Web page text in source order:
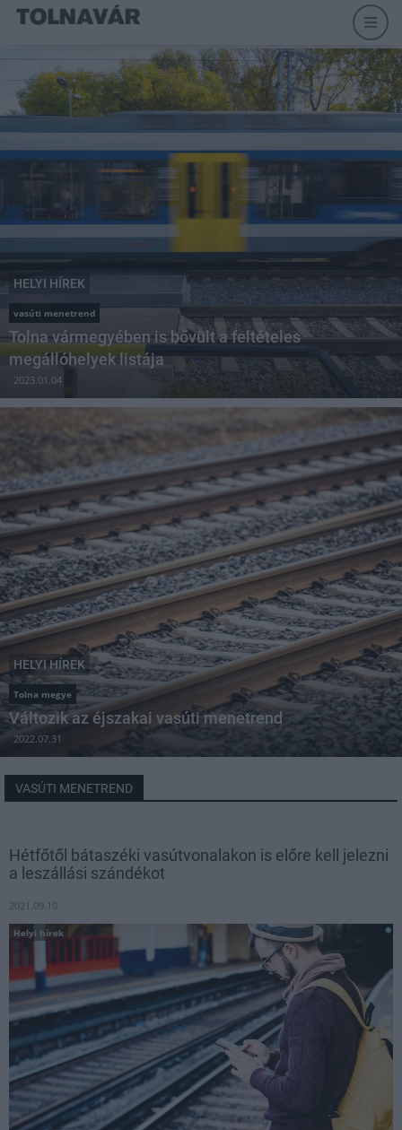
HELYI HÍREK
vasúti menetrend
Tolna vármegyében is bővült a feltételes
megállóhelyek listája
2023.01.04
HELYI HÍREK
Tolna megye
Változik az éjszakai vasúti menetrend
2022.07.31
VASÚTI MENETREND
Hétfőtől bátaszéki vasútvonalakon is előre kell jelezni
a leszállási szándékot
2021.09.10
Helyi hírek